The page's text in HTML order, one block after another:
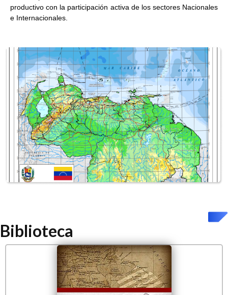
productivo con la participación activa de los sectores Nacionales
e Internacionales.
Biblioteca